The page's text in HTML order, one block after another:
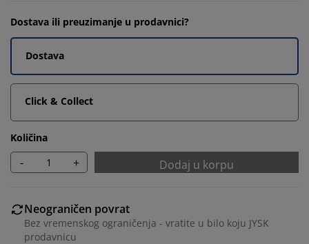
Dostava ili preuzimanje u prodavnici?
Dostava
Click & Collect
Količina
- + Dodaj u korpu
Neograničen povrat
Bez vremenskog ograničenja - vratite u bilo koju JYSK
prodavnicu